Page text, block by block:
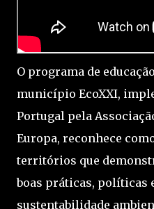
O programa de
município EcoXXI,
Portugal pela
Europa, reconhece
territórios que
boas práticas, políticas
sustentabilidade